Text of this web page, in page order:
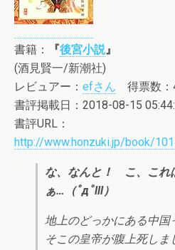
書籍： 『後宮小説』
(酒見賢一/新潮社)
レビュアー： efさん 得票数：
書評掲載日：2018-08-15
書評URL：
http://www.honzuki.jp/book/
な、なんと！ こ、これ
ぁ…（ﾟдﾟlll）
地上のどっかにある中国
そこの皇帝が腹上死し